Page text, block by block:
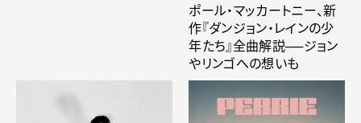
ポール・マッカートニー、新
作『ダンジョン・レインの少
年たち』全曲解説──ジョン
やリンゴへの想いも